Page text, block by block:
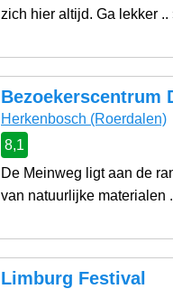
zich hier altijd. Ga lekker ..
Bezoekerscentrum
Herkenbosch (Roerdalen)
8,1
De Meinweg ligt aan de
van natuurlijke materialen
Limburg Festival